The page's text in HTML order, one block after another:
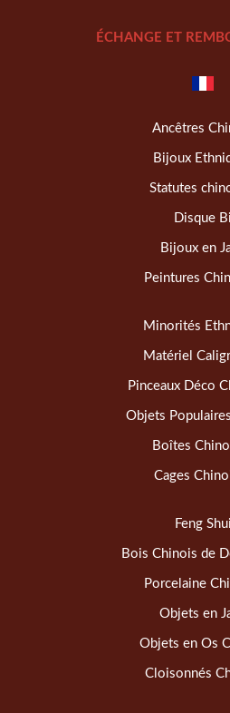
ÉCHANGE ET
Ancêtres
Bijoux
Statutes
Disque Bi
Bijoux en
Peintures
Minorités
Matériel
Pinceaux Déco
Objets
Boîtes
Cages
Feng Shui
Bois Chinois de
Porcelaine
Objets en
Objets en Os
Cloisonnés